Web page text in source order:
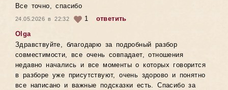
Все точно, спасибо
24.05.2026 в 22:32 1
ответить
Olga
Здравствуйте, благодарю за подробный разбор
совместимости, все очень совпадает, отношения
недавно начались и все моменты о которых говорится
в разборе уже присутствуют, очень здорово и понятно
все написано и важные подсказки есть. Спасибо за